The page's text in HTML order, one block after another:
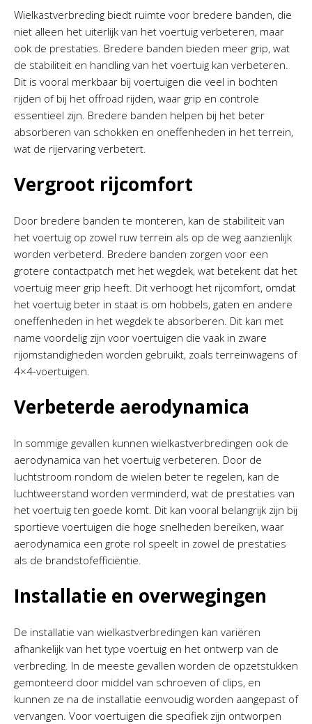
Wielkastverbreding biedt ruimte voor bredere banden, die
niet alleen het uiterlijk van het voertuig verbeteren, maar
ook de prestaties. Bredere banden bieden meer grip, wat
de stabiliteit en handling van het voertuig kan verbeteren.
Dit is vooral merkbaar bij voertuigen die veel in bochten
rijden of bij het offroad rijden, waar grip en controle
essentieel zijn. Bredere banden helpen bij het beter
absorberen van schokken en oneffenheden in het terrein,
wat de rijervaring verbetert.
Vergroot rijcomfort
Door bredere banden te monteren, kan de stabiliteit van
het voertuig op zowel ruw terrein als op de weg aanzienlijk
worden verbeterd. Bredere banden zorgen voor een
grotere contactpatch met het wegdek, wat betekent dat het
voertuig meer grip heeft. Dit verhoogt het rijcomfort, omdat
het voertuig beter in staat is om hobbels, gaten en andere
oneffenheden in het wegdek te absorberen. Dit kan met
name voordelig zijn voor voertuigen die vaak in zware
rijomstandigheden worden gebruikt, zoals terreinwagens of
4×4-voertuigen.
Verbeterde aerodynamica
In sommige gevallen kunnen wielkastverbredingen ook de
aerodynamica van het voertuig verbeteren. Door de
luchtstroom rondom de wielen beter te regelen, kan de
luchtweerstand worden verminderd, wat de prestaties van
het voertuig ten goede komt. Dit kan vooral belangrijk zijn bij
sportieve voertuigen die hoge snelheden bereiken, waar
aerodynamica een grote rol speelt in zowel de prestaties
als de brandstofefficiëntie.
Installatie en overwegingen
De installatie van wielkastverbredingen kan variëren
afhankelijk van het type voertuig en het ontwerp van de
verbreding. In de meeste gevallen worden de opzetstukken
gemonteerd door middel van schroeven of clips, en
kunnen ze na de installatie eenvoudig worden aangepast of
vervangen. Voor voertuigen die specifiek zijn ontworpen